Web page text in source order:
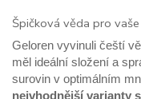
Špičková věda pro
Geloren vyvinuli čeští
měl ideální složení a
surovin v optimálním
nejvhodnější varianty